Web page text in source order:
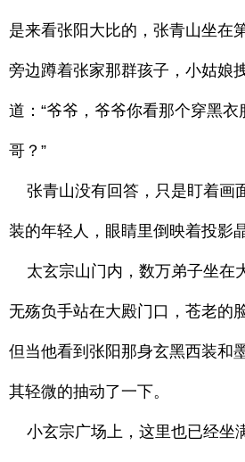
是来看张阳大比的，张青山坐在
旁边蹲着张家那群孩子，小姑娘
道：“爷爷，爷爷你看那个穿黑
哥？”
张青山没有回答，只是盯着画
装的年轻人，眼睛里倒映着投影
太玄宗山门内，数万弟子坐在
无殇负手站在大殿门口，苍老的
但当他看到张阳那身玄黑西装和
其轻微的抽动了一下。
小玄宗广场上，这里也已经坐